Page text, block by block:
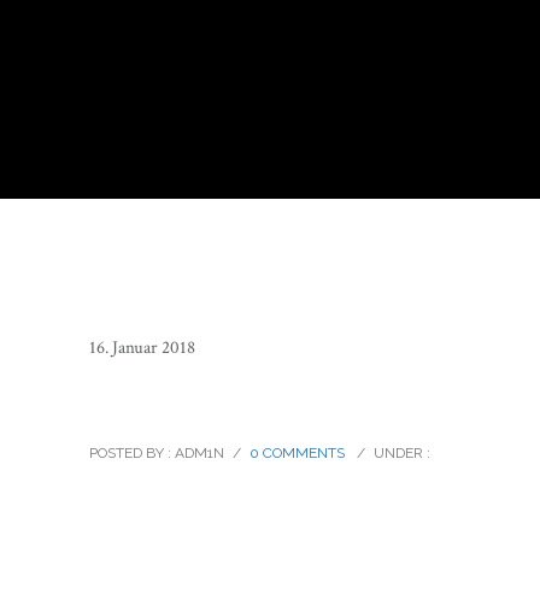
16. Januar 2018
POSTED BY : ADM1N / 0 COMMENTS / UNDER :